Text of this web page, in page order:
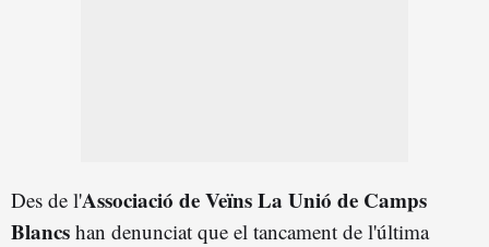
Des de l'Associació de Veïns La Unió de Camps
Blancs han denunciat que el tancament de l'última